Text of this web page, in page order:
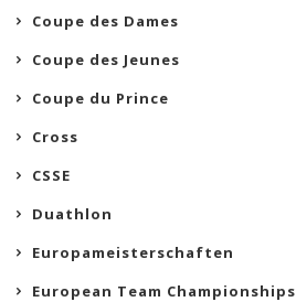
Coupe des Dames
Coupe des Jeunes
Coupe du Prince
Cross
CSSE
Duathlon
Europameisterschaften
European Team Championships